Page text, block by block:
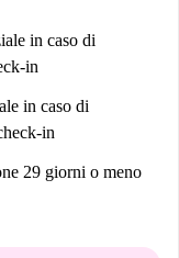
in caso di
in
in caso di
in
29 giorni o meno